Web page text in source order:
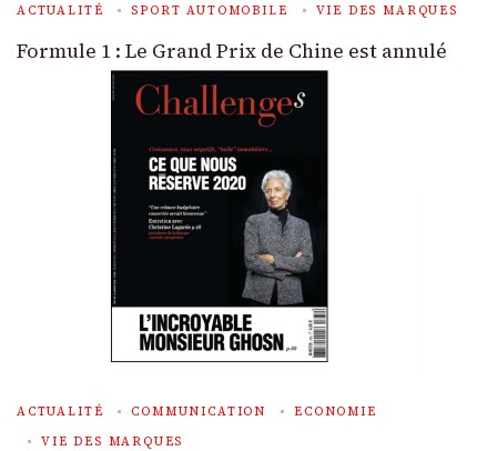
ACTUALITÉ SPORT AUTOMOBILE VIE DES MARQUES
Formule 1 : Le Grand Prix de Chine est annulé
ACTUALITÉ COMMUNICATION
ECONOMIE
VIE DES MARQUES